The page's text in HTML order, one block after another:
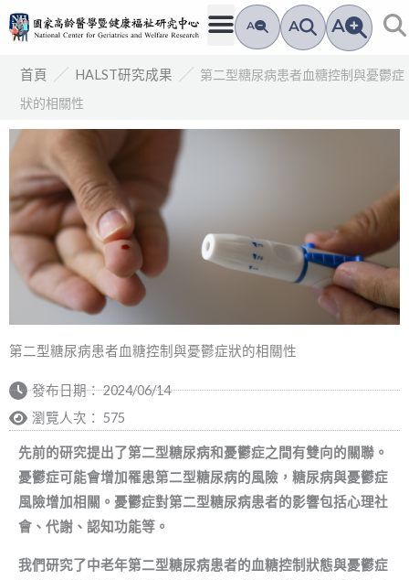
跳
至
A A A
首頁 ／ HALST研究成果 ／ 第二型糖尿病患者血糖控制與憂鬱症
狀的相關性
第二型糖尿病患者血糖控制與憂鬱症狀的相關性
發布日期：2024/06/14
瀏覽人次： 575
先前的研究提出了第二型糖尿病和憂鬱症之間有雙向的關聯。
憂鬱症可能會增加罹患第二型糖尿病的風險，糖尿病與憂鬱症
風險增加相關。憂鬱症對第二型糖尿病患者的影響包括心理社
會、代謝、認知功能等。
我們研究了中老年第二型糖尿病患者的血糖控制狀態與憂鬱症